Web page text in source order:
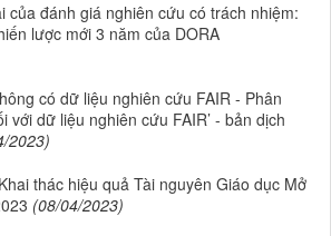
của đánh giá nghiên cứu có trách nhiệm:
lược mới 3 năm của DORA
có dữ liệu nghiên cứu FAIR - Phân
với dữ liệu nghiên cứu FAIR’ - bản dịch
2023)
thác hiệu quả Tài nguyên Giáo dục Mở
(08/04/2023)